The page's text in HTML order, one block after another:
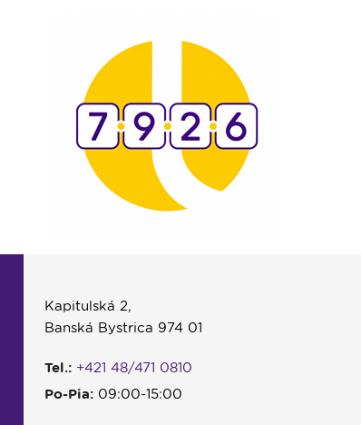
Kapitulská 2,
Banská Bystrica 974 01
Tel.: +421 48/471 0810
Po-Pia:09:00-15:00